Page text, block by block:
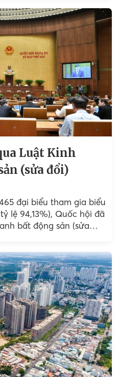
Luật Kinh
(sửa đổi)
đại biểu tham gia biểu
lệ 94,13%), Quốc hội đã
bất động sản (sửa